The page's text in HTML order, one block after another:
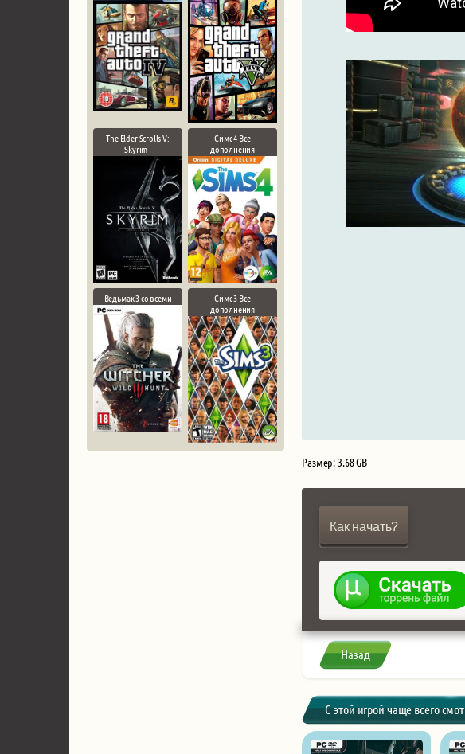
The Elder Scrolls V:
Skyrim -
Симс 4 Все
дополнения
Ведьмак 3 со всеми
Симс 3 Все
дополнения
Размер: 3.68 GB
Как начать?
Назад
С этой игрой чаще всего